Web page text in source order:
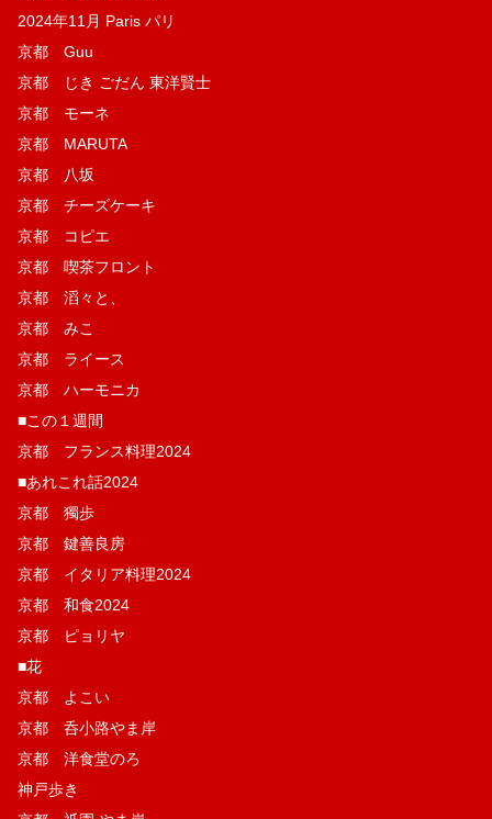
2024年11月 Paris パリ
京都 Guu
京都 じき ごだん 東洋賢士
京都 モーネ
京都 MARUTA
京都 八坂
京都 チーズケーキ
京都 コピエ
京都 喫茶フロント
京都 滔々と、
京都 みこ
京都 ライース
京都 ハーモニカ
■この１週間
京都 フランス料理2024
■あれこれ話2024
京都 獨歩
京都 鍵善良房
京都 イタリア料理2024
京都 和食2024
京都 ピョリヤ
■花
京都 よこい
京都 呑小路やま岸
京都 洋食堂のろ
神戸歩き